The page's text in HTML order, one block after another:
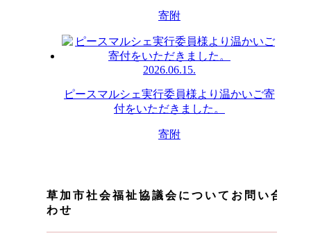
寄附
2026.06.15.
ピースマルシェ実行委員様より温かいご寄
付をいただきました。
寄附
草加市社会福祉協議会についてお問い合
わせ